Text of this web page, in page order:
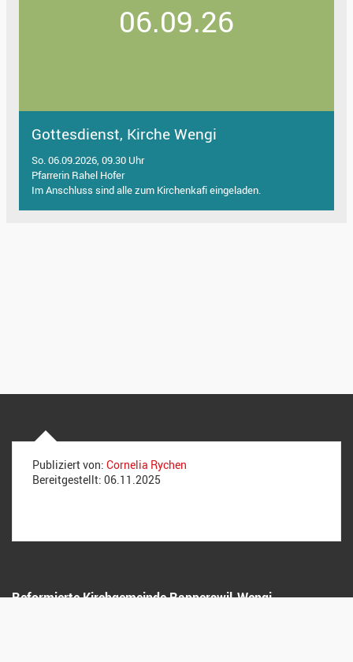
06.09.26
Gottesdienst, Kirche Wengi
So. 06.09.2026, 09.30 Uhr
Pfarrerin Rahel Hofer
Im Anschluss sind alle zum Kirchenkafi eingeladen.
Reformierte Kirchgemeinde Rapperswil-Wengi
Publiziert von: Cornelia Rychen
Bereitgestellt: 06.11.2025